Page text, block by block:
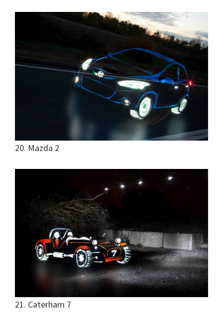
20. Mazda 2
21. Caterham 7